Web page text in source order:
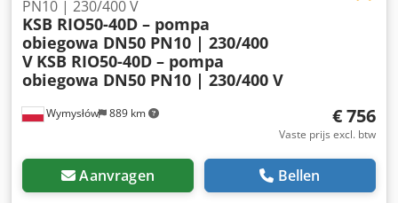
Wymysłów 889 km
PN10 | 230/400 V
KSB RIO50-40D – pompa
obiegowa DN50 PN10 | 230/400
V KSB RIO50-40D – pompa
obiegowa DN50 PN10 | 230/400 V
€ 756
Vaste prijs excl. btw
Aanvragen Bellen